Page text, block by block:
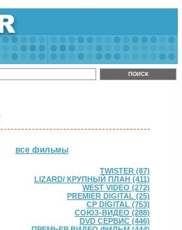
все фильмы
TWISTER (87)
LIZARD/ КРУПНЫЙ ПЛАН (411)
WEST VIDEO (272)
PREMIER DIGITAL (25)
CP DIGITAL (753)
СОЮЗ-ВИДЕО (288)
DVD СЕРВИС (446)